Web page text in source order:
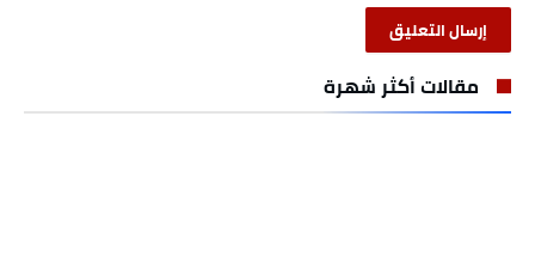
مقالات أكثر شهرة